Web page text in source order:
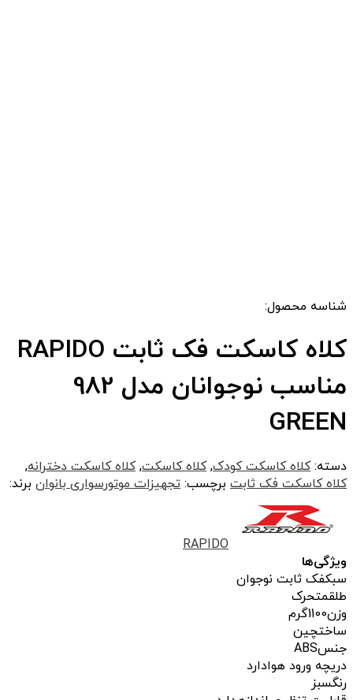
شناسه محصول:
کلاه کاسکت فک ثابت RAPIDO
مناسب نوجوانان مدل 982
GREEN
دسته:کلاه کاسکت کودک,کلاه کاسکت,کلاه کاسکت دخترانه,
کلاه کاسکت فک ثابت برچسب: تجهیزات موتورسواری بانوان برند:
RAPIDO
ویژگی‌ها
سبکفک ثابت نوجوان
طلقمتحرک
وزن1100گرم
ساختچین
جنسABS
دریچه ورود هوادارد
رنگسبز